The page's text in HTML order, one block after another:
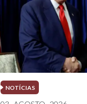
NOTÍCIAS